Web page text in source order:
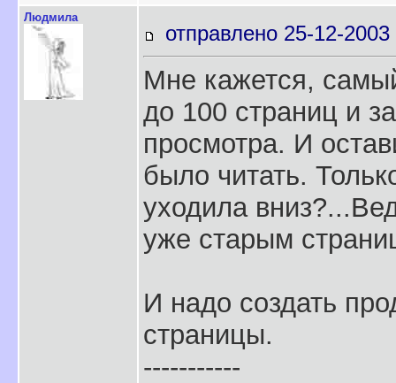
Людмила
отправлено 25-12-
Мне кажется,
до 100 страниц и
просмотра. И
было читать.
уходила
уже старым
И надо создать
страницы.
-----------